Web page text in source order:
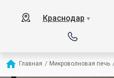
Краснодар ▼
Главная / Микроволновая печь